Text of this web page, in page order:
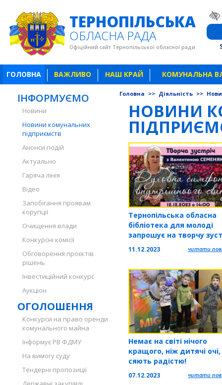
ТЕРНОПІЛЬСЬКА
ОБЛАСНА РАДА
Офіційний сайт Тернопільської обласної ради
ГОЛОВНА ВАЖЛИВО НАШ КРАЙ КОМУНАЛЬНА
ІНФОРМУЄМО
Новини
Новини комунальних
підприємств
Анонси подій
Актуально
Гаряча лінія
Відео
Запобігання проявам
корупції
Очищення влади
Конкурсні комісії
Обговорення проєктів
рішень
Інвестиційний конкурс
Аукціон
ОГОЛОШЕННЯ
Конкурси на право оренди
комунального майна
Інформує РВ ФДМУ
На вимогу суду
Тендерні пропозиції
Головна >> Діяльність >>
НОВИНИ
Тернопільська обласна
бібліотека для молоді
запрошує на творчу
11.12.2023 читати
Немає на світі нічого
кращого, ніж дитячі
сяють радістю!
07.12.2023 читати